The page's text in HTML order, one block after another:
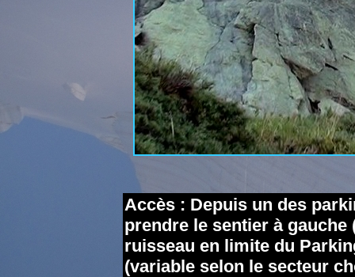
Accès : Depuis un des
prendre le sentier à
ruisseau en limite du
(variable selon le secteur